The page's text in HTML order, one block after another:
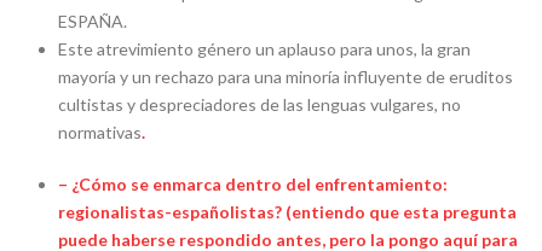
ESPAÑA.
Este atrevimiento género un aplauso para unos, la gran
mayoría y un rechazo para una minoría influyente de eruditos
cultistas y despreciadores de las lenguas vulgares, no
normativas.
– ¿Cómo se enmarca dentro del enfrentamiento:
regionalistas-españolistas? (entiendo que esta pregunta
puede haberse respondido antes, pero la pongo aquí para